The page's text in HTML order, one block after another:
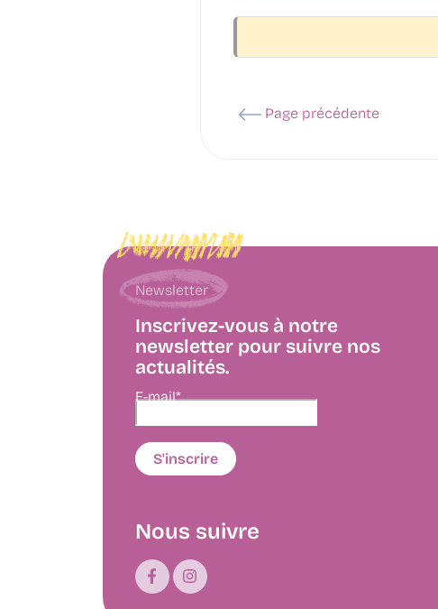
Page précédente
Newsletter
Inscrivez-vous à notre
newsletter pour suivre nos
actualités.
E-mail*
Nous suivre